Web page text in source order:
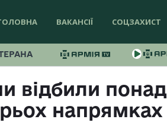
ВАКАНСІЇ СОЦЗАХИСТ
відбили понад
напрямках